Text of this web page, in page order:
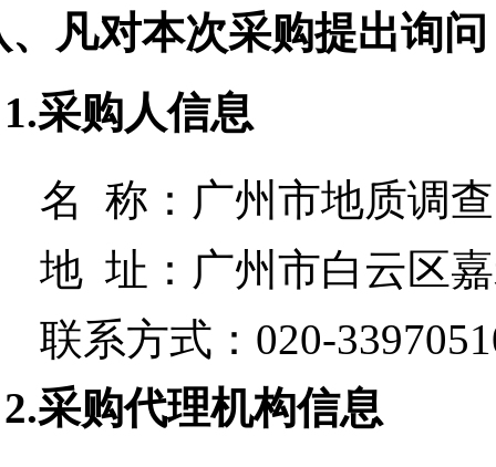
、凡对本次采购提出询
1.采购人信息
名 称： 广州市地质调
地 址： 广州市白云区
联系方式： 020-
2.采购代理机构信息